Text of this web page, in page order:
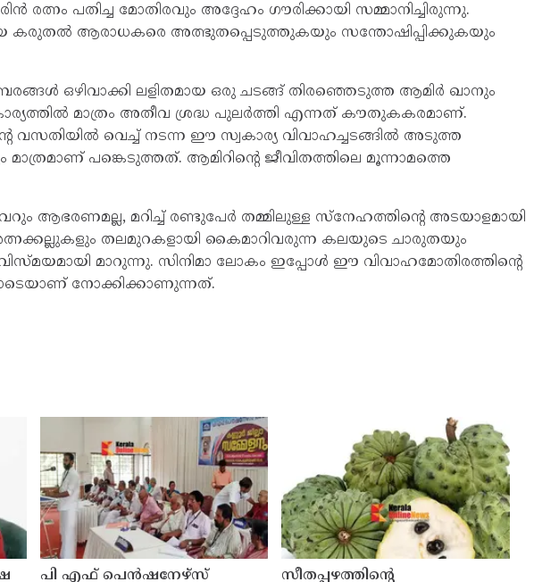
രത്നം പതിച്ച മോതിരവും അദ്ദേഹം ഗൗരിക്കായി സമ്മാനിച്ചിരുന്നു.
കരുതൽ ആരാധകരെ അത്ഭുതപ്പെടുത്തുകയും സന്തോഷിപ്പിക്കുകയും
ഒഴിവാക്കി ലളിതമായ ഒരു ചടങ്ങ് തിരഞ്ഞെടുത്ത ആമിർ ഖാനും
മാത്രം അതീവ ശ്രദ്ധ പുലർത്തി എന്നത് കൗതുകകരമാണ്.
വസതിയിൽ വെച്ച് നടന്ന ഈ സ്വകാര്യ വിവാഹച്ചടങ്ങിൽ അടുത്ത
പങ്കെടുത്തത്. ആമിറിന്റെ ജീവിതത്തിലെ മൂന്നാമത്തെ
ആഭരണമല്ല, മറിച്ച് രണ്ടുപേർ തമ്മിലുള്ള സ്നേഹത്തിന്റെ അടയാളമായി
തലമുറകളായി കൈമാറിവരുന്ന കലയുടെ ചാരുതയും
മാറുന്നു. സിനിമാ ലോകം ഇപ്പോൾ ഈ വിവാഹമോതിരത്തിന്റെ
നോക്കിക്കാണുന്നത്.
പി എഫ് പെൻഷനേഴ്സ് സീതപ്പഴത്തിന്റെ